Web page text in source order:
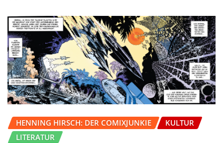
HENNING HIRSCH: DER COMIXJUNKIE
KULTUR
LITERATUR